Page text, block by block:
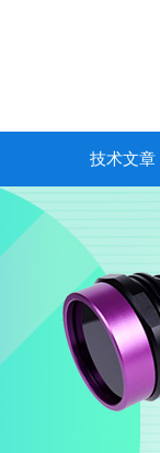
技术文章